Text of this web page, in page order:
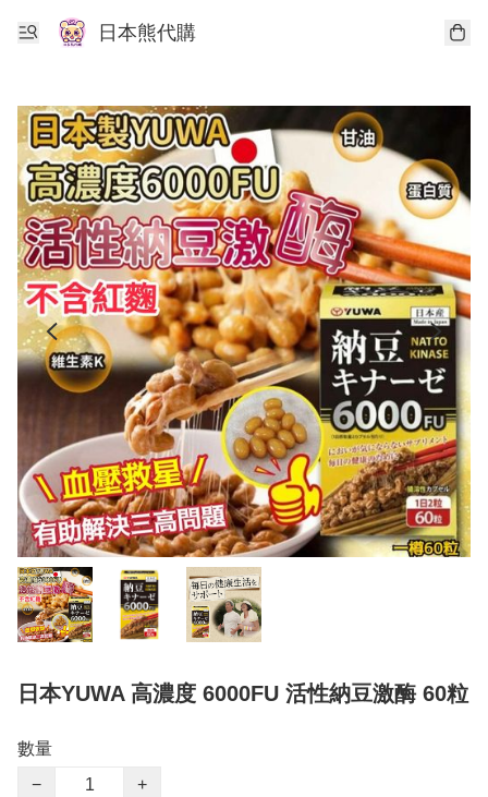
日本熊代購
日本YUWA 高濃度 6000FU 活性納豆激酶 60粒
數量
−
+